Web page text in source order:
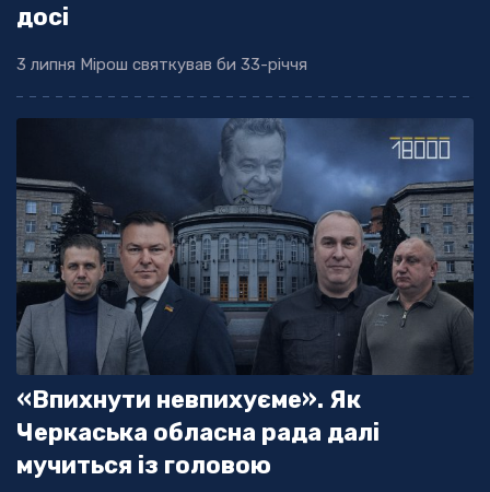
досі
3 липня Мірош святкував би 33-річчя
«Впихнути невпихуєме». Як
Черкаська обласна рада далі
мучиться із головою